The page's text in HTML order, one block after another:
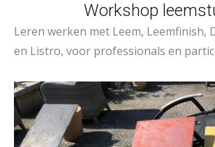
Workshop
Leren werken met Leem, Leemfinish,
en Listro, voor professionals en